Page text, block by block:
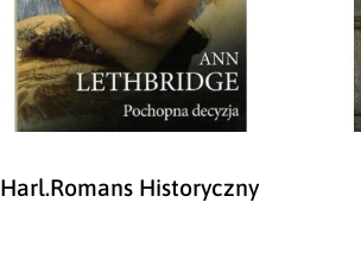
Harl.Romans Historyczny